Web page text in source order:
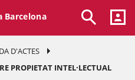
Barcelona
D'ACTES
PROPIETAT INTEL·LECTUAL